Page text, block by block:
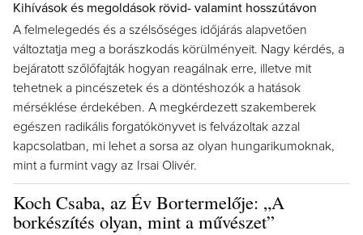
Kihívások és megoldások rövid- valamint hosszútávon
A felmelegedés és a szélsőséges időjárás alapvetően
változtatja meg a borászkodás körülményeit. Nagy kérdés, a
bejáratott szőlőfajták hogyan reagálnak erre, illetve mit
tehetnek a pincészetek és a döntéshozók a hatások
mérséklése érdekében. A megkérdezett szakemberek
egészen radikális forgatókönyvet is felvázoltak azzal
kapcsolatban, mi lehet a sorsa az olyan hungarikumoknak,
mint a furmint vagy az Irsai Olivér.
Koch Csaba, az Év Bortermelője: „A
borkészítés olyan, mint a művészet”